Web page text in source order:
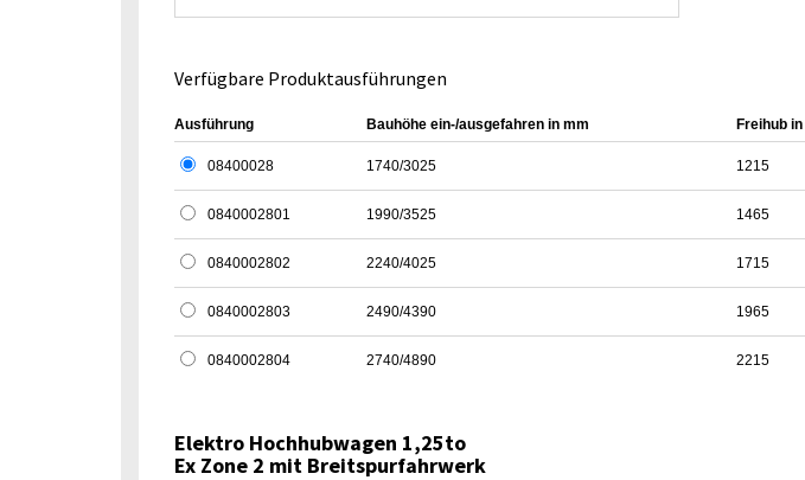
Verfügbare Produktausführungen
Ausführung Bauhöhe ein-/ausgefahren in mm Freihub
08400028 1740/3025 1215
0840002801 1990/3525 1465
0840002802 2240/4025 1715
0840002803 2490/4390 1965
0840002804 2740/4890 2215
Elektro Hochhubwagen 1,25to
Ex Zone 2 mit Breitspurfahrwerk